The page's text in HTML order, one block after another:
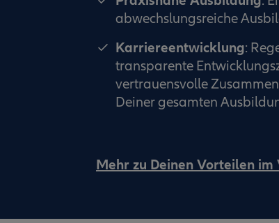
abwechslungsreiche
Karriereentwicklung:
transparente
vertrauensvolle
Deiner gesamten
Mehr zu Deinen Vorteilen